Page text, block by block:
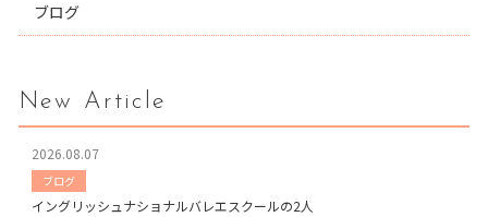
ブログ
New Article
2026.08.07
ブログ
イングリッシュナショナルバレエスクールの2人